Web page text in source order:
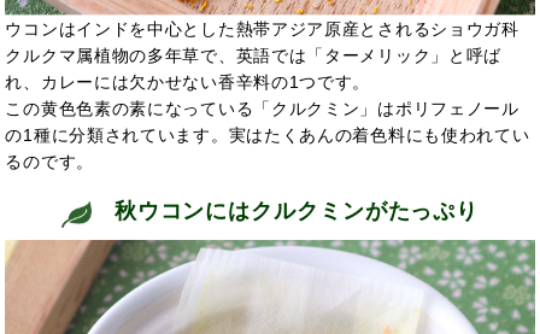
ウコンはインドを中心とした熱帯アジア原産とされるショウガ科
クルクマ属植物の多年草で、英語では「ターメリック」と呼ば
れ、カレーには欠かせない香辛料の1つです。
この黄色色素の素になっている「クルクミン」はポリフェノール
の1種に分類されています。実はたくあんの着色料にも使われてい
るのです。
秋ウコンにはクルクミンがたっぷり